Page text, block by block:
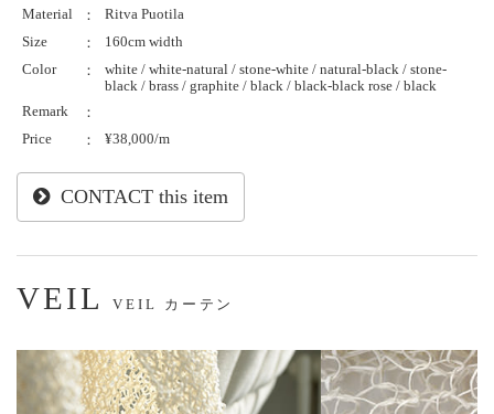
Material
：
Ritva Puotila
Size
：
160cm width
Color
：
white / white-natural / stone-white / natural-black / stone-
black / brass / graphite / black / black-black rose / black
Remark
：
Price
： ¥38,000/m
CONTACT this item
VEILVEIL カーテン